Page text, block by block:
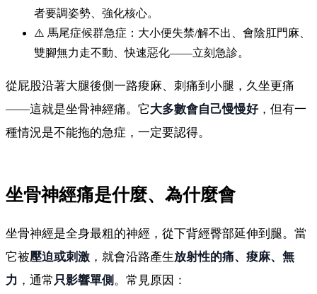
者要調姿勢、強化核心。
⚠️ 馬尾症候群急症：大小便失禁/解不出、會陰肛門麻、
雙腳無力走不動、快速惡化——立刻急診。
從屁股沿著大腿後側一路痠麻、刺痛到小腿，久坐更痛
——這就是坐骨神經痛。它大多數會自己慢慢好，但有一
種情況是不能拖的急症，一定要認得。
坐骨神經痛是什麼、為什麼會
坐骨神經是全身最粗的神經，從下背經臀部延伸到腿。當
它被壓迫或刺激 ，就會沿路產生放射性的痛、痠麻、無
力 ，通常只影響單側 。常見原因：